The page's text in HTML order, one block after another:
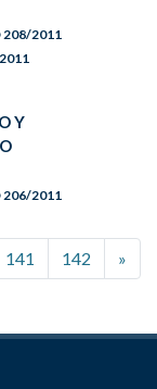
208/2011
Y
206/2011
141 142 »